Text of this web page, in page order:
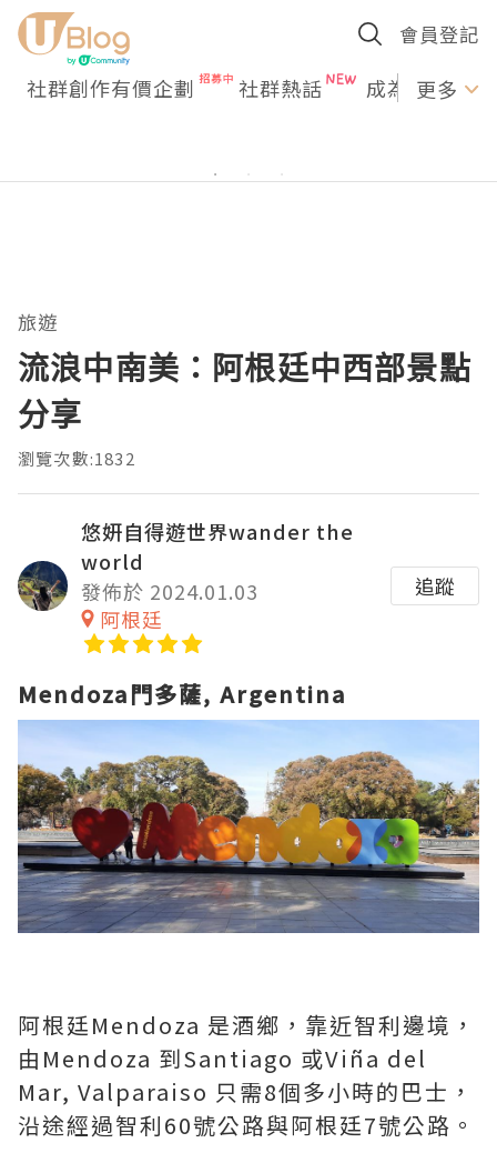
會員登記
社群創作有價企劃 社群熱話 成為U更多
旅遊
流浪中南美：阿根廷中西部景點
分享
瀏覽次數:1832
悠妍自得遊世界wander the
world
發佈於 2024.01.03
阿根廷
追蹤
Mendoza門多薩, Argentina
阿根廷Mendoza 是酒鄉，靠近智利邊境，
由Mendoza 到Santiago 或Viña del
Mar, Valparaiso 只需8個多小時的巴士，
沿途經過智利60號公路與阿根廷7號公路。